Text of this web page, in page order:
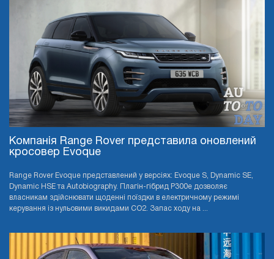
Компанія Range Rover представила оновлений
кросовер Evoque
Range Rover Evoque представлений у версіях: Evoque S, Dynamic SE,
Dynamic HSE та Autobiography. Плагін-гібрид P300e дозволяє
власникам здійснювати щоденні поїздки в електричному режимі
керування із нульовими викидами CO2. Запас ходу на ...